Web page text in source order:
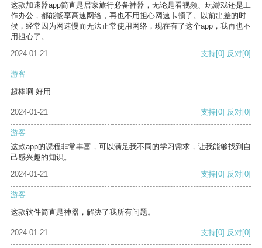
这款加速器app简直是居家旅行必备神器，无论是看视频、玩游戏还是工
作办公，都能畅享高速网络，再也不用担心网速卡顿了。以前出差的时
候，经常因为网速慢而无法正常使用网络，现在有了这个app，我再也不
用担心了。
2024-01-21
支持[0] 反对[0]
游客
超棒啊 好用
2024-01-21 支持[0] 反对[0]
游客
这款app的课程非常丰富，可以满足我不同的学习需求，让我能够找到自
己感兴趣的知识。
2024-01-21
支持[0] 反对[0]
游客
这款软件简直是神器，解决了我所有问题。
2024-01-21 支持[0] 反对[0]